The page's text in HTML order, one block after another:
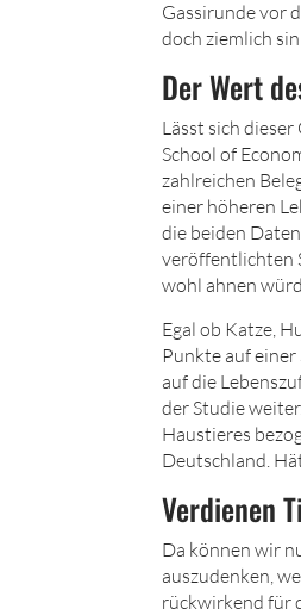
Gassirunde vor
doch ziemlich
Der Wert
Lässt sich
School of
zahlreichen
einer höheren
die beiden
veröffentlichten
wohl ahnen
Egal ob Katze,
Punkte auf einer
auf die
der Studie
Haustieres
Deutschland.
Verdienen
Da können wir
auszudenken,
rückwirkend für